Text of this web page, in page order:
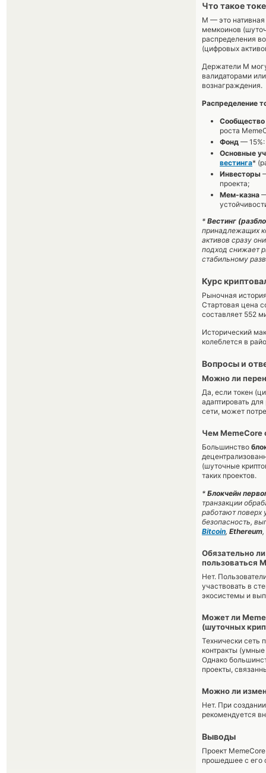
Что такое
M — это
мемкоинов
распределения
(цифровых
Держатели M
валидаторами
вознаграждения.
Распределение
Сообщество
роста
Фонд — 15%:
Основные
вестинга*
Инвесторы
проекта;
Мем-казна
* Вестинг
принадлежащих
активов сразу
подход снижает
стабильному
Курс
Рыночная
Стартовая цена
составляет 552
Исторический
колеблется в
Вопросы и
Можно ли
Да, если токен
адаптировать
сети, может
Чем MemeCore
Большинство
(шуточные
таких проектов.
* Блокчейн
транзакции
работают поверх
безопасность,
Bitcoin, Ethereum,
Обязательно
пользоваться
Нет.
участвовать в
экосистемы и
Может ли
(шуточных
Технически сеть
контракты
Однако
проекты,
Можно ли
Нет. При
рекомендуется
Выводы
Проект
прошедшее с его